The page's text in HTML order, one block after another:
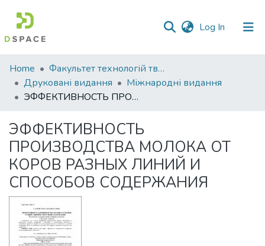
Log In (current)
Communities
&
Collections
Statistics
Home
Факультет технологій тваринництва та продовольства
Друковані видання
Міжнародні видання
ЭФФЕКТИВНОСТЬ ПРОИЗВОДСТВА МОЛОКА ОТ КОРОВ РАЗНЫХ ЛИНИЙ И СПОСОБОВ СОДЕРЖАНИЯ
ЭФФЕКТИВНОСТЬ
ПРОИЗВОДСТВА МОЛОКА ОТ
КОРОВ РАЗНЫХ ЛИНИЙ И
СПОСОБОВ СОДЕРЖАНИЯ